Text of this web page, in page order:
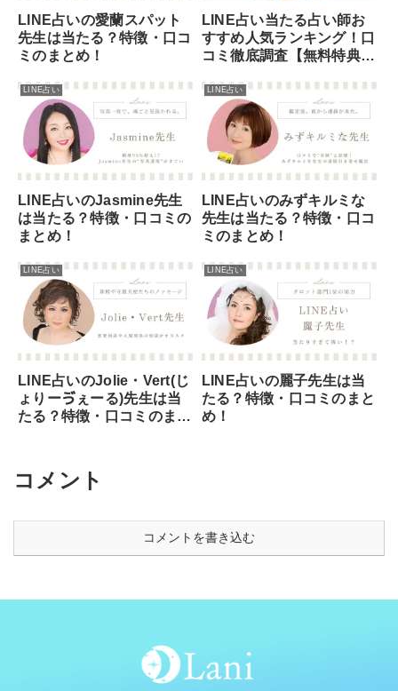
LINE占いの愛蘭スパット
先生は当たる？特徴・口コ
ミのまとめ！
LINE占い当たる占い師お
すすめ人気ランキング！口
コミ徹底調査【無料特典付
LINE占い
LINE占いのJasmine先生
は当たる？特徴・口コミの
まとめ！
LINE占い
LINE占いのみずキルミな
先生は当たる？特徴・口コ
ミのまとめ！
LINE占い
LINE占いのJolie・Vert(じ
ょりーゔぇーる)先生は当
たる？特徴・口コミのまと
LINE占い
LINE占いの麗子先生は当
たる？特徴・口コミのまと
め！
コメント
コメントを書き込む